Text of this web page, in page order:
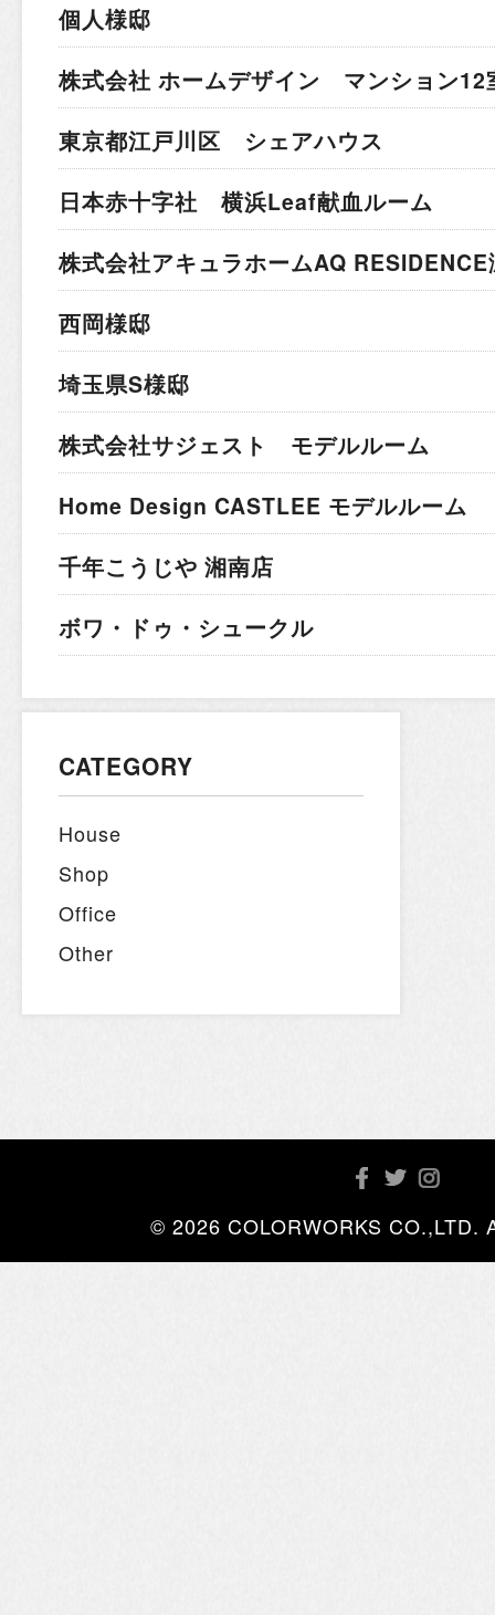
個人様邸
株式会社 ホームデザイン マンション12
東京都江戸川区 シェアハウス
日本赤十字社 横浜Leaf献血ルーム
株式会社アキュラホームAQ
西岡様邸
埼玉県S様邸
株式会社サジェスト モデルルーム
Home Design CASTLEE モデルルーム
千年こうじや 湘南店
ボワ・ドゥ・シュークル
CATEGORY
House
Shop
Office
Other
© 2026 COLORWORKS CO.,LTD.